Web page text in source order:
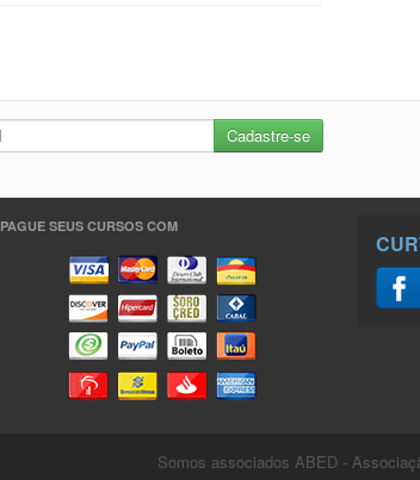
PAGUE SEUS CURSOS COM
Somos associados ABED -